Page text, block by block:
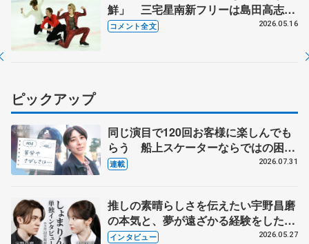
鮮」 三宅星南新フリーは島田高志郎
が振り付け 【浪速フィギュアスケー
コメント全文 2026.05.16
ピックアップ
同じ演目で120回お客様に楽しんでも
らう 船上スケーターならではの困難
とは 影響あったPIW前キャプテン松
連載 2026.07.31
推しの素晴らしさを伝えたい宇野昌磨
の本気と、夢が遠ざかる経験をした本
田真凜の覚悟
インタビュー 2026.05.27